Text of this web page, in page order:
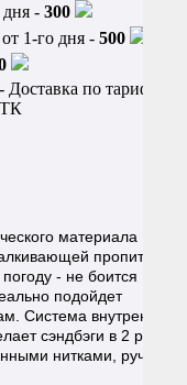
- 300
1-го дня - 500
- Доставка по тарифу
ТК
материала
пропиткой,
- не боится
подойдет
Система внутренних
сэндбэги в 2 раза
нитками, ручки